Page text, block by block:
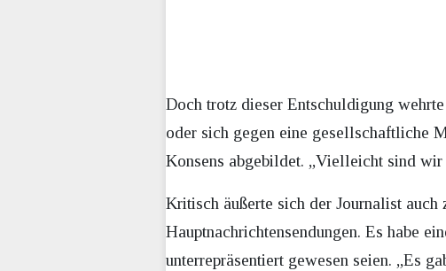
Doch trotz dieser Entschuldigung
oder sich gegen eine gesellschaftliche
Konsens abgebildet. „Vielleicht sind
Kritisch äußerte sich der Journalist
Hauptnachrichtensendungen. Es habe
unterrepräsentiert gewesen seien. „Es